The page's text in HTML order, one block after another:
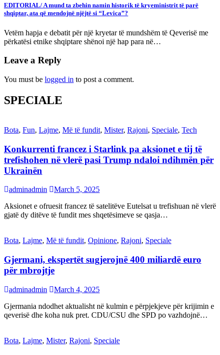
EDITORIAL/ A mund ta zbehin namin historik të kryeministrit të parë
shqiptar, ata që mendojnë njëjtë si “Levica”?
Vetëm hapja e debatit për një kryetar të mundshëm të Qeverisë me
përkatësi etnike shqiptare shënoi një hap para në…
Leave a Reply
You must be logged in to post a comment.
SPECIALE
Bota, Fun, Lajme, Më të fundit, Mister, Rajoni, Speciale, Tech
Konkurrenti francez i Starlink pa aksionet e tij të
trefishohen në vlerë pasi Trump ndaloi ndihmën për
Ukrainën
adminadmin
March 5, 2025
Aksionet e ofruesit francez të satelitëve Eutelsat u trefishuan në vlerë
gjatë dy ditëve të fundit mes shqetësimeve se qasja…
Bota, Lajme, Më të fundit, Opinione, Rajoni, Speciale
Gjermani, ekspertët sugjerojnë 400 miliardë euro
për mbrojtje
adminadmin
March 4, 2025
Gjermania ndodhet aktualisht në kulmin e përpjekjeve për krijimin e
qeverisë dhe koha nuk pret. CDU/CSU dhe SPD po vazhdojnë…
Bota, Lajme, Mister, Rajoni, Speciale